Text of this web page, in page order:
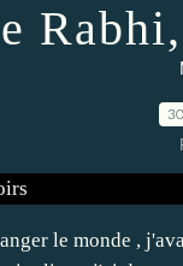
le monde ,